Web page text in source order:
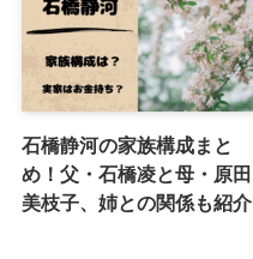
石橋静河の家族構成まと
め！父・石橋凌と母・原田
美枝子、姉との関係も紹介